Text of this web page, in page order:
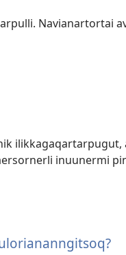
Navianartortai
ilikkagaqartarpugut,
inuunermi